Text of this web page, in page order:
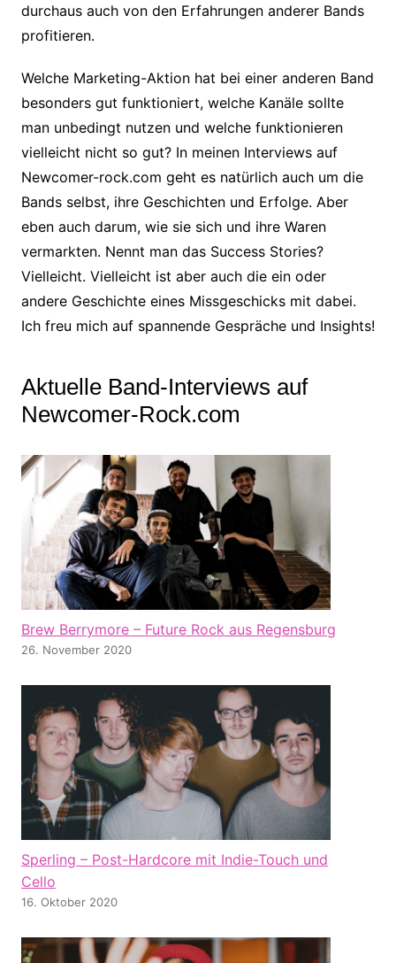
durchaus auch von den Erfahrungen anderer Bands
profitieren.
Welche Marketing-Aktion hat bei einer anderen Band
besonders gut funktioniert, welche Kanäle sollte
man unbedingt nutzen und welche funktionieren
vielleicht nicht so gut? In meinen Interviews auf
Newcomer-rock.com geht es natürlich auch um die
Bands selbst, ihre Geschichten und Erfolge. Aber
eben auch darum, wie sie sich und ihre Waren
vermarkten. Nennt man das Success Stories?
Vielleicht. Vielleicht ist aber auch die ein oder
andere Geschichte eines Missgeschicks mit dabei.
Ich freu mich auf spannende Gespräche und Insights!
Aktuelle Band-Interviews auf
Newcomer-Rock.com
Brew Berrymore – Future Rock aus Regensburg
26. November 2020
Sperling – Post-Hardcore mit Indie-Touch und
Cello
16. Oktober 2020